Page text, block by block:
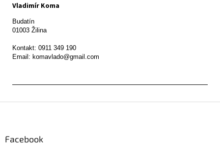
Vladimír Koma
Budatín
01003 Žilina
Kontakt: 0911 349 190
Facebook